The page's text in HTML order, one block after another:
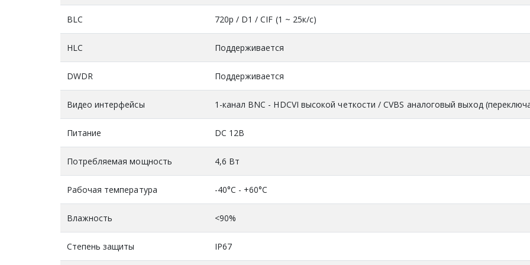
BLC 720р / D1 / CIF (1 ~ 25к/с)
HLC Поддерживается
DWDR Поддерживается
Видео интерфейсы 1-канал BNC - HDCVI высокой четкости / CVBS аналоговый выход
Питание DC 12В
Потребляемая мощность 4,6 Вт
Рабочая температура -40°C - +60°C
Влажность <90%
Степень защиты IP67